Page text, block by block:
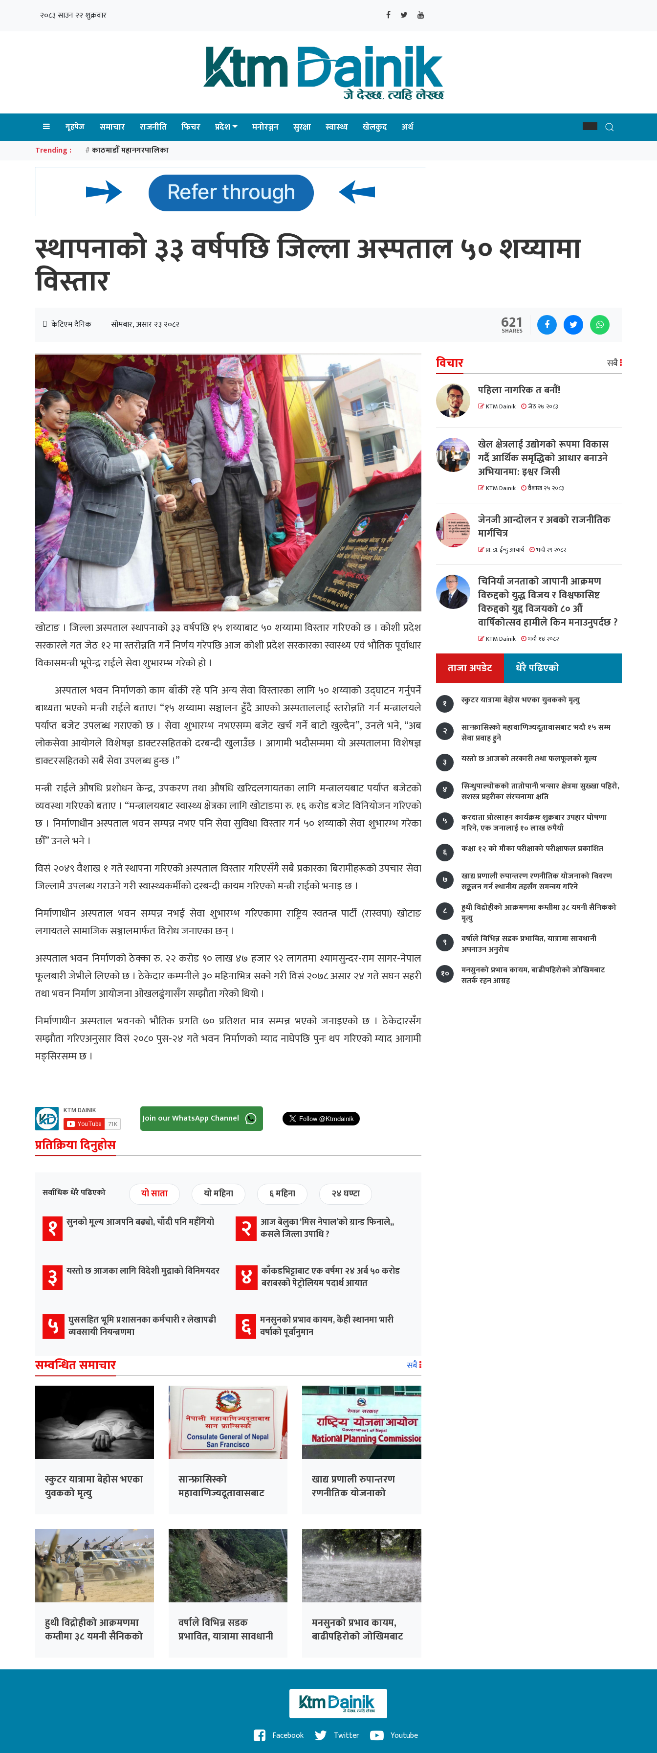
२०८३ साउन २२ शुक्रवार
गृहपेज समाचार राजनीति फिचर प्रदेश मनोरञ्जन सुरक्षा स्वास्थ्य खेलकुद अर्थ
Trending : # काठमाडौँ महानगरपालिका
स्थापनाको ३३ वर्षपछि जिल्ला अस्पताल ५० शय्यामा
विस्तार
केटिएम दैनिक सोमबार, असार २३ २०८२ 621
SHARES
खोटाङ । जिल्ला अस्पताल स्थापनाको ३३ वर्षपछि १५ शय्याबाट ५० शय्यामा विस्तार गरिएको छ । कोशी प्रदेश
सरकारले गत जेठ १२ मा स्तरोन्नति गर्ने निर्णय गरेपछि आज कोशी प्रदेश सरकारका स्वास्थ्य एवं भौतिक पूर्वाधार
विकासमन्त्री भूपेन्द्र राईले सेवा शुभारम्भ गरेको हो ।
अस्पताल भवन निर्माणको काम बाँकी रहे पनि अन्य सेवा विस्तारका लागि ५० शय्याको उद्घाटन गर्नुपर्ने
बाध्यता भएको मन्त्री राईले बताए। “१५ शय्यामा सञ्चालन हुँदै आएको अस्पताललाई स्तरोन्नति गर्न मन्त्रालयले
पर्याप्त बजेट उपलब्ध गराएको छ । सेवा शुभारम्भ नभएसम्म बजेट खर्च गर्ने बाटो खुल्दैन”, उनले भने, “अब
लोकसेवा आयोगले विशेषज्ञ डाक्टरसहितको दरबन्दी खुलाउँछ । आगामी भदौसम्ममा यो अस्पतालमा विशेषज्ञ
डाक्टरसहितको सबै सेवा उपलब्ध हुन्छ ।”
मन्त्री राईले औषधि प्रशोधन केन्द्र, उपकरण तथा औषधि खरिदलगायतका लागि मन्त्रालयबाट पर्याप्त बजेटको
व्यवस्था गरिएको बताए । “मन्त्रालयबाट स्वास्थ्य क्षेत्रका लागि खोटाङमा रु. १६ करोड बजेट विनियोजन गरिएको
छ । निर्माणाधीन अस्पताल भवन सम्पन्न नभए पनि सेवा सुविधा विस्तार गर्न ५० शय्याको सेवा शुभारम्भ गरेका
छौँ” उनले भने ।
विसं २०४९ वैशाख १ गते स्थापना गरिएको अस्पताल विस्तार गरिएसँगै सबै प्रकारका बिरामीहरूको उपचार सेवा
जिल्लामै उपलब्ध गराउने गरी स्वास्थ्यकर्मीको दरबन्दी कायम गरिएको मन्त्री राईको भनाइ छ ।
निर्माणाधीन अस्पताल भवन सम्पन्न नभई सेवा शुभारम्भ गरिएकामा राष्ट्रिय स्वतन्त्र पार्टी (रास्वपा) खोटाङ
लगायतले सामाजिक सञ्जालमार्फत विरोध जनाएका छन् ।
अस्पताल भवन निर्माणको ठेक्का रु. २२ करोड ९० लाख ४७ हजार ९२ लागतमा श्यामसुन्दर-राम सागर-नेपाल
फूलबारी जेभीले लिएको छ । ठेकेदार कम्पनीले ३० महिनाभित्र सक्ने गरी विसं २०७८ असार २४ गते सघन सहरी
तथा भवन निर्माण आयोजना ओखलढुंगासँग सम्झौता गरेको थियो ।
निर्माणाधीन अस्पताल भवनको भौतिक प्रगति ७० प्रतिशत मात्र सम्पन्न भएको जनाइएको छ । ठेकेदारसँग
सम्झौता गरिएअनुसार विसं २०८० पुस-२४ गते भवन निर्माणको म्याद नाघेपछि पुनः थप गरिएको म्याद आगामी
मङ्सिरसम्म छ ।
Join our WhatsApp Channel
प्रतिक्रिया दिनुहोस
सर्वाधिक धेरै पढिएको यो साता यो महिना ६ महिना २४ घण्टा
१ सुनको मूल्य आजपनि बढ्यो, चाँदी पनि महँगियो २
आज बेलुका ‘मिस नेपाल’को ग्रान्ड फिनाले,,
कसले जित्ला उपाधि ?
३ यस्तो छ आजका लागि विदेशी मुद्राको विनिमयदर ४
काँकडभिट्टाबाट एक वर्षमा २४ अर्ब ५० करोड
बराबरको पेट्रोलियम पदार्थ आयात
५
घुससहित भूमि प्रशासनका कर्मचारी र लेखापढी
व्यवसायी नियन्त्रणमा
६ मनसुनको प्रभाव कायम, केही स्थानमा भारी
वर्षाको पूर्वानुमान
सम्वन्धित समाचार सबै
स्कुटर यात्रामा बेहोस भएका
युवकको मृत्यु
सान्फ्रासिस्को
महावाणिज्यदूतावासबाट
खाद्य प्रणाली रुपान्तरण
रणनीतिक योजनाको
हुथी विद्रोहीको आक्रमणमा
कम्तीमा ३८ यमनी सैनिकको
वर्षाले विभिन्न सडक
प्रभावित, यात्रामा सावधानी
मनसुनको प्रभाव कायम,
बाढीपहिरोको जोखिमबाट
विचार सबै
पहिला नागरिक त बनाैं!
KTM Dainik जेठ २७ २०८३
खेल क्षेत्रलाई उद्योगको रूपमा विकास
गर्दै आर्थिक समृद्धिको आधार बनाउने
अभियानमा: इश्वर जिसी
KTM Dainik वैशाख २५ २०८३
जेनजी आन्दोलन र अबको राजनीतिक
मार्गचित्र
प्रा. डा. ईन्दु आचार्य भदौ २९ २०८२
चिनियाँ जनताको जापानी आक्रमण
विरुद्दको युद्ध विजय र विश्वफासिष्ट
विरुद्दको युद्द विजयको ८० औं
वार्षिकोत्सव हामीले किन मनाउनुपर्दछ ?
KTM Dainik भदौ १४ २०८२
ताजा अपडेट धेरै पढिएको
१ स्कुटर यात्रामा बेहोस भएका युवकको मृत्यु
२
सान्फ्रासिस्को महावाणिज्यदूतावासबाट भदौ १५ सम्म
सेवा प्रवाह हुने
३
यस्तो छ आजको तरकारी तथा फलफूलको मूल्य
४
सिन्धुपाल्चोकको तातोपानी भन्सार क्षेत्रमा सुख्खा पहिरो,
सशस्त्र प्रहरीका संरचनामा क्षति
५
करदाता प्रोत्साहन कार्यक्रमः शुक्रबार उपहार घोषणा
गरिने, एक जनालाई १० लाख रुपैयाँ
६
कक्षा १२ को मौका परीक्षाको परीक्षाफल प्रकाशित
७
खाद्य प्रणाली रुपान्तरण रणनीतिक योजनाको विवरण
सङ्कलन गर्न स्थानीय तहसँग समन्वय गरिने
८
हुथी विद्रोहीको आक्रमणमा कम्तीमा ३८ यमनी सैनिकको
मृत्यु
९
वर्षाले विभिन्न सडक प्रभावित, यात्रामा सावधानी
अपनाउन अनुरोध
१०
मनसुनको प्रभाव कायम, बाढीपहिरोको जोखिमबाट
सतर्क रहन आग्रह
Facebook Twitter Youtube